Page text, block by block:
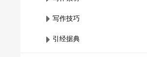
写作技巧
引经据典